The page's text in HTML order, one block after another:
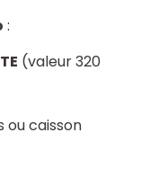
:
(valeur 320
ou caisson